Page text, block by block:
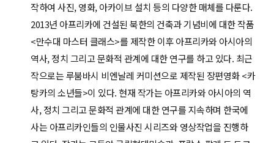
작하여 사진, 영화, 아카이브 설치 등의 다양한 매체를 다룬다.
2013년 아프리카에 건설된 북한의 건축과 기념비에 대한 작품
<만수대 마스터 클래스>를 제작한 이후 아프리카와 아시아의
역사, 정치 그리고 문화적 관계에 대한 연구를 하고 있다. 최근
작으로는 루붐바시 비엔날레 커미션으로 제작된 장편영화 <카
탕카의 소년들>이 있다. 현재 작가는 아프리카와 아시아의 역
사, 정치 그리고 문화적 관계에 대한 연구를 지속하며 한국에
사는 아프리카인들의 인물사진 시리즈와 영상작업을 진행하